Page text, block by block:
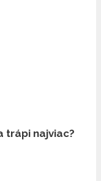
trápi najviac?